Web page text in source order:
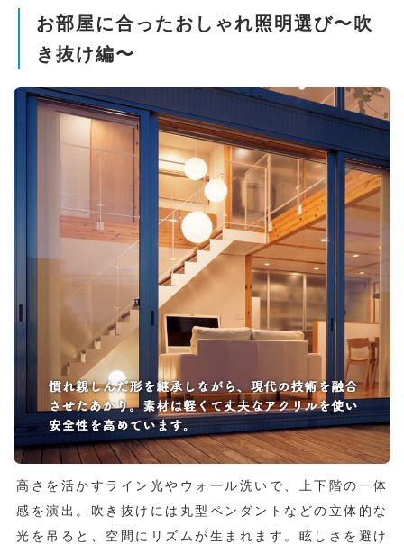
お部屋に合ったおしゃれ照明選び〜吹
き抜け編〜
高さを活かすライン光やウォール洗いで、上下階の一体
感を演出。吹き抜けには丸型ペンダントなどの立体的な
光を吊ると、空間にリズムが生まれます。眩しさを避け